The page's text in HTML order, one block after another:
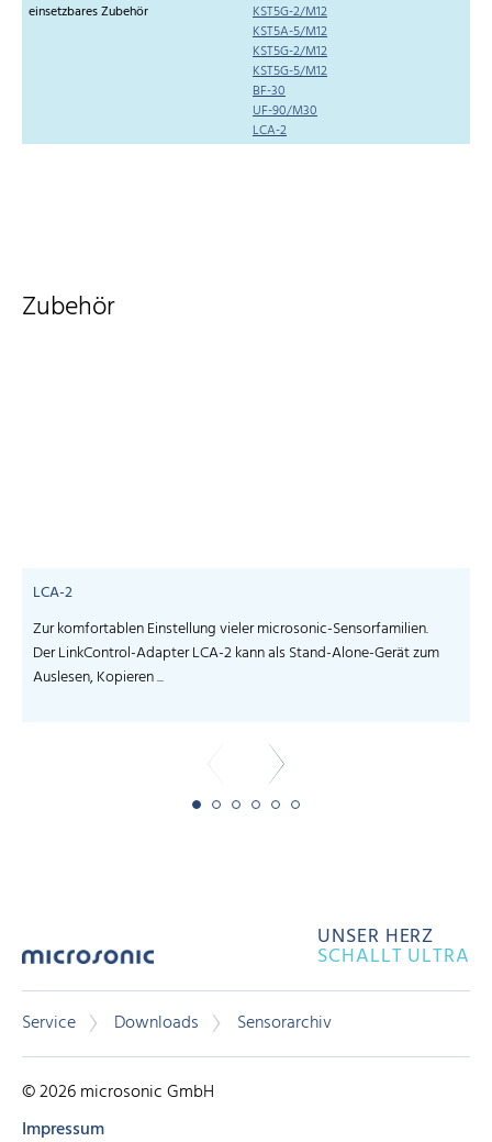
einsetzbares Zubehör
KST5G-2/M12
KST5A-5/M12
KST5G-2/M12
KST5G-5/M12
BF-30
UF-90/M30
LCA-2
Zubehör
LCA-2
Zur komfortablen Einstellung vieler microsonic-Sensorfamilien.
Der LinkControl-Adapter LCA-2 kann als Stand-Alone-Gerät zum
Auslesen, Kopieren ...
UNSER HERZ
SCHALLT ULTRA
Service Downloads Sensorarchiv
© 2026 microsonic GmbH
Impressum